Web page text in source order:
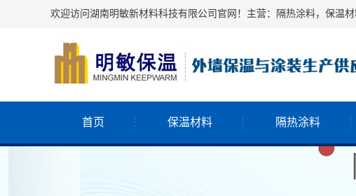
欢迎访问湖南明敏新材料科技有限公司官网！主营：隔热涂料，保温材
首页 保温材料 隔热涂料